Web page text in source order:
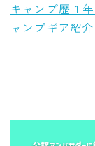
キャンプ歴１
ャンプギア紹